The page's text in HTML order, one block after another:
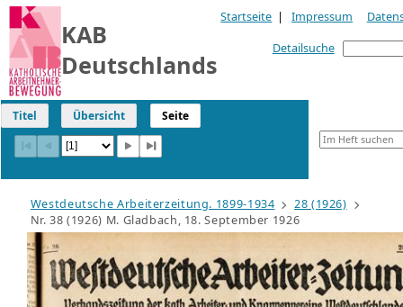
KAB
Deutschlands
Startseite | Impressum
Detailsuche
Titel Übersicht Seite
Westdeutsche Arbeiterzeitung. 1899-1934
28 (1926)
Nr. 38 (1926) M. Gladbach, 18. September 1926